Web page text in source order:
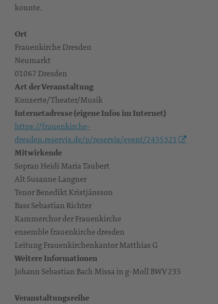
konnte.
Ort
Frauenkirche Dresden
Neumarkt
01067 Dresden
Art der Veranstaltung
Konzerte/Theater/Musik
Internetadresse (eigene Infos im Internet)
https://frauenkirche-
dresden.reservix.de/p/reservix/event/2435321
Mitwirkende
Sopran Heidi Maria Taubert
Alt Susanne Langner
Tenor Benedikt Kristjánsson
Bass Sebastian Richter
Kammerchor der Frauenkirche
ensemble frauenkirche dresden
Leitung Frauenkirchenkantor Matthias G
Weitere Informationen
Johann Sebastian Bach Missa in g-Moll BWV 235
Veranstaltungsreihe